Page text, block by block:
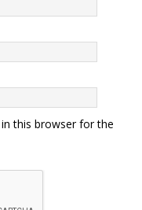
this browser for the